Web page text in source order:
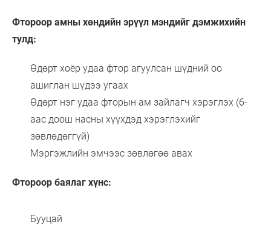
Фтороор амны хөндийн эрүүл мэндийг дэмжихийн
тулд:
Өдөрт хоёр удаа фтор агуулсан шүдний оо
ашиглан шүдээ угаах
Өдөрт нэг удаа фторын ам зайлагч хэрэглэх (6-
аас доош насны хүүхдэд хэрэглэхийг
зөвлөдөггүй)
Мэргэжлийн эмчээс зөвлөгөө авах
Фтороор баялаг хүнс:
Бууцай